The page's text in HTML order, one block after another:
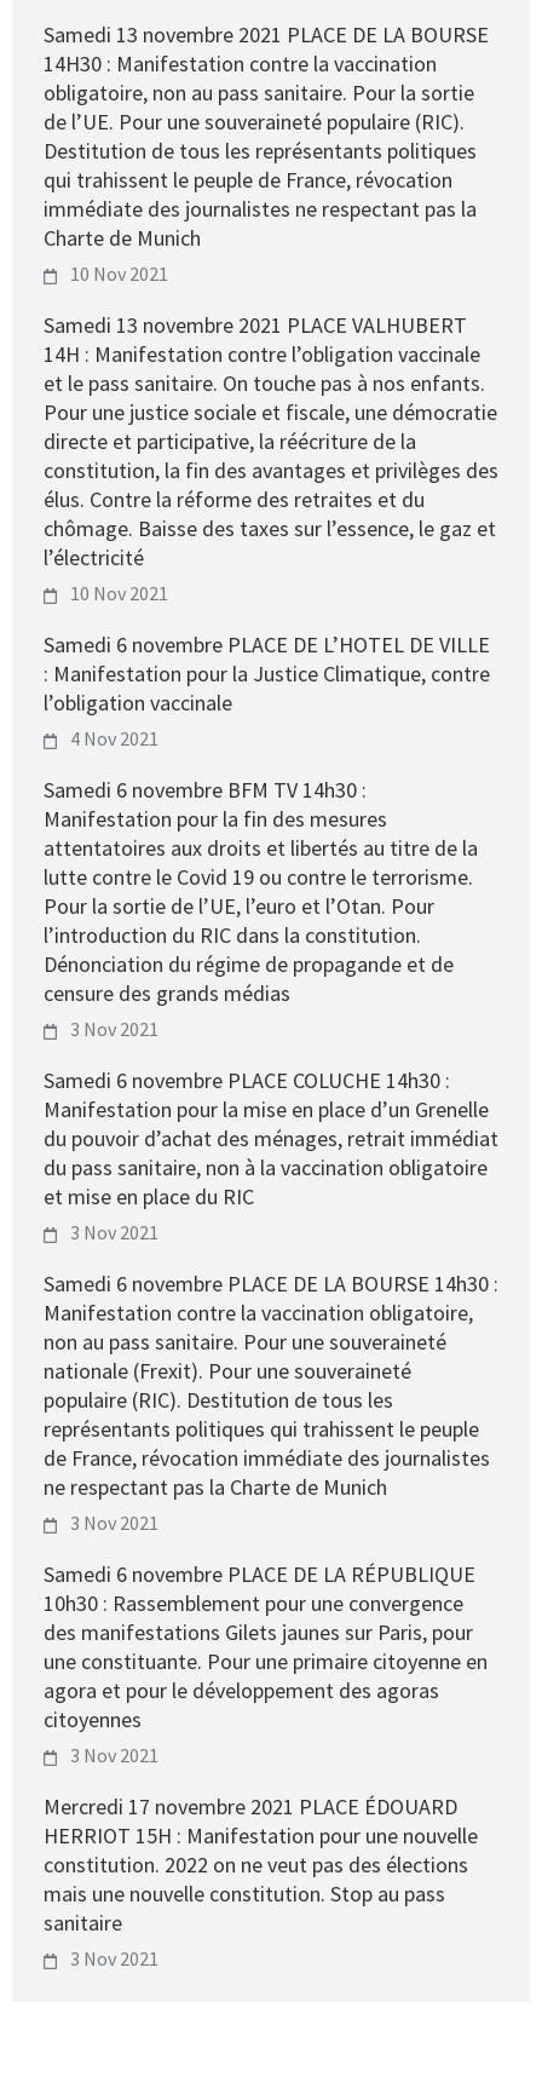
Samedi 13 novembre 2021 PLACE DE LA BOURSE
14H30 : Manifestation contre la vaccination
obligatoire, non au pass sanitaire. Pour la sortie
de l’UE. Pour une souveraineté populaire (RIC).
Destitution de tous les représentants politiques
qui trahissent le peuple de France, révocation
immédiate des journalistes ne respectant pas la
Charte de Munich
10 Nov 2021
Samedi 13 novembre 2021 PLACE VALHUBERT
14H : Manifestation contre l’obligation vaccinale
et le pass sanitaire. On touche pas à nos enfants.
Pour une justice sociale et fiscale, une démocratie
directe et participative, la réécriture de la
constitution, la fin des avantages et privilèges des
élus. Contre la réforme des retraites et du
chômage. Baisse des taxes sur l’essence, le gaz et
l’électricité
10 Nov 2021
Samedi 6 novembre PLACE DE L’HOTEL DE VILLE
: Manifestation pour la Justice Climatique, contre
l’obligation vaccinale
4 Nov 2021
Samedi 6 novembre BFM TV 14h30 :
Manifestation pour la fin des mesures
attentatoires aux droits et libertés au titre de la
lutte contre le Covid 19 ou contre le terrorisme.
Pour la sortie de l’UE, l’euro et l’Otan. Pour
l’introduction du RIC dans la constitution.
Dénonciation du régime de propagande et de
censure des grands médias
3 Nov 2021
Samedi 6 novembre PLACE COLUCHE 14h30 :
Manifestation pour la mise en place d’un Grenelle
du pouvoir d’achat des ménages, retrait immédiat
du pass sanitaire, non à la vaccination obligatoire
et mise en place du RIC
3 Nov 2021
Samedi 6 novembre PLACE DE LA BOURSE 14h30 :
Manifestation contre la vaccination obligatoire,
non au pass sanitaire. Pour une souveraineté
nationale (Frexit). Pour une souveraineté
populaire (RIC). Destitution de tous les
représentants politiques qui trahissent le peuple
de France, révocation immédiate des journalistes
ne respectant pas la Charte de Munich
3 Nov 2021
Samedi 6 novembre PLACE DE LA RÉPUBLIQUE
10h30 : Rassemblement pour une convergence
des manifestations Gilets jaunes sur Paris, pour
une constituante. Pour une primaire citoyenne en
agora et pour le développement des agoras
citoyennes
3 Nov 2021
Mercredi 17 novembre 2021 PLACE ÉDOUARD
HERRIOT 15H : Manifestation pour une nouvelle
constitution. 2022 on ne veut pas des élections
mais une nouvelle constitution. Stop au pass
sanitaire
3 Nov 2021